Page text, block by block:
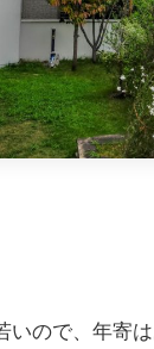
いので、年寄